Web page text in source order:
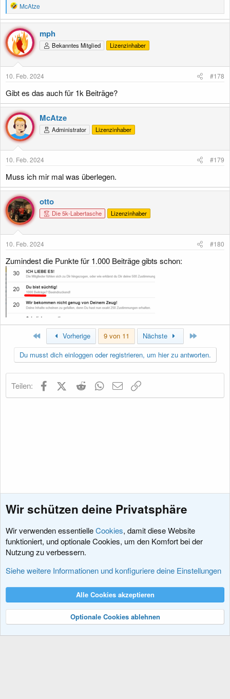
R
e
a
k
t
o
n
n
McAtze
mph
Bekanntes Mitglied Lizenzinhaber
10. Feb. 2024 #178
Gibt es das auch für 1k Beiträge?
McAtze
Administrator Lizenzinhaber
10. Feb. 2024 #179
Muss ich mir mal was überlegen.
otto
Die 5k-Labertasche Lizenzinhaber
10. Feb. 2024 #180
Zumindest die Punkte für 1.000 Beiträge gibts schon:
Erste Vorherige 9 von 11 Nächste
Du musst dich einloggen oder registrieren, um hier zu antworten.
Teilen: FacebookX (Twitter)
Reddit WhatsApp
E-Mail
Feedback zu xenDACH
Nutzungsbedingungen Datenschutz
R
Community platform by XenForo® © 2010-2024 XenForo Ltd.
Wir schützen deine Privatsphäre
Wir verwenden essentielleCookies, damit diese Website
funktioniert, und optionale Cookies, um den Komfort bei der
Nutzung zu verbessern.
Siehe weitere Informationen und konfiguriere deine Einstellungen
Alle Cookies akzeptieren
Optionale Cookies ablehnen